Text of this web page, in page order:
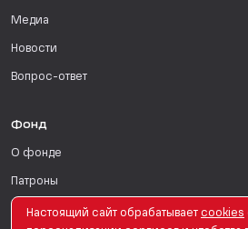
Медиа
Новости
Вопрос-ответ
Фонд
О фонде
Патроны
Поддержать
Настоящий сайт обрабатывает сookies